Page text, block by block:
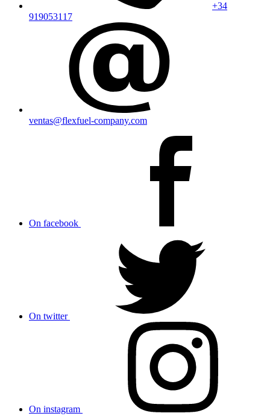
+34
919053117
ventas@flexfuel-company.com
On facebook
On twitter
On instagram